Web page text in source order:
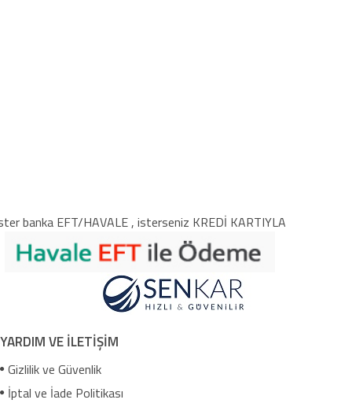
banka EFT/HAVALE , isterseniz KREDİ KARTIYLA
YARDIM VE İLETİŞİM
Gizlilik ve Güvenlik
İptal ve İade Politikası